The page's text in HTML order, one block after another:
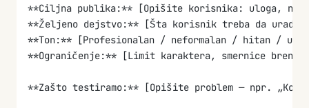
**Ciljna publika:** [Opišite korisnika: uloga,
**Željeno dejstvo:** [Šta korisnik treba da
**Ton:** [Profesionalan / neformalan / hitan /
**Ograničenje:** [Limit karaktera, smernice
**Zašto testiramo:** [Opišite problem — npr.